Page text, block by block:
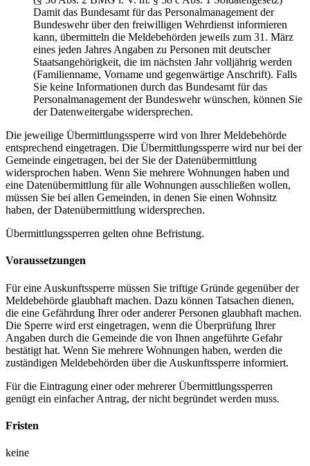
Damit das Bundesamt für das Personalmanagement der
Bundeswehr über den freiwilligen Wehrdienst informieren
kann, übermitteln die Meldebehörden jeweils zum 31. März
eines jeden Jahres Angaben zu Personen mit deutscher
Staatsangehörigkeit, die im nächsten Jahr volljährig werden
(Familienname, Vorname und gegenwärtige Anschrift). Falls
Sie keine Informationen durch das Bundesamt für das
Personalmanagement der Bundeswehr wünschen, können Sie
der Datenweitergabe widersprechen.
Die jeweilige Übermittlungssperre wird von Ihrer Meldebehörde
entsprechend eingetragen. Die Übermittlungssperre wird nur bei der
Gemeinde eingetragen, bei der Sie der Datenübermittlung
widersprochen haben. Wenn Sie mehrere Wohnungen haben und
eine Datenübermittlung für alle Wohnungen ausschließen wollen,
müssen Sie bei allen Gemeinden, in denen Sie einen Wohnsitz
haben, der Datenübermittlung widersprechen.
Übermittlungssperren gelten ohne Befristung.
Voraussetzungen
Für eine Auskunftssperre müssen Sie triftige Gründe gegenüber der
Meldebehörde glaubhaft machen. Dazu können Tatsachen dienen,
die eine Gefährdung Ihrer oder anderer Personen glaubhaft machen.
Die Sperre wird erst eingetragen, wenn die Überprüfung Ihrer
Angaben durch die Gemeinde die von Ihnen angeführte Gefahr
bestätigt hat. Wenn Sie mehrere Wohnungen haben, werden die
zuständigen Meldebehörden über die Auskunftssperre informiert.
Für die Eintragung einer oder mehrerer Übermittlungssperren
genügt ein einfacher Antrag, der nicht begründet werden muss.
Fristen
keine